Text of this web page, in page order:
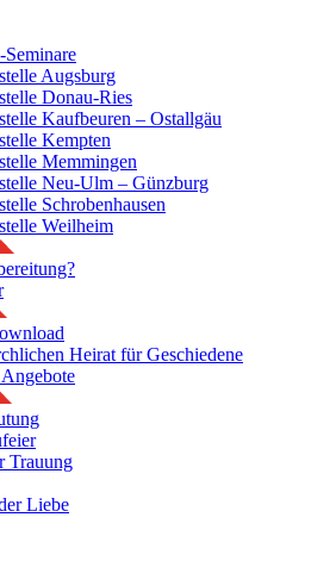
Augsburg
Donau-Ries
Kaufbeuren – Ostallgäu
Kempten
Memmingen
Neu-Ulm – Günzburg
Schrobenhausen
Weilheim
Heirat für Geschiedene
Trauung
Liebe